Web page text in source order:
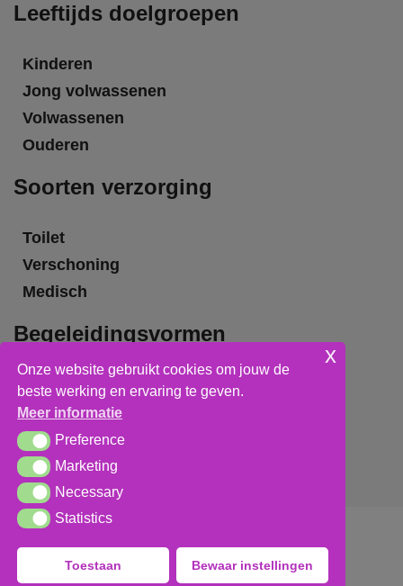
Leeftijds doelgroepen
Kinderen
Jong volwassenen
Volwassenen
Ouderen
Soorten verzorging
Toilet
Verschoning
Medisch
Begeleidingsvormen
Grote groepsbegeleiding
Kleine groepsbegeleiding
Individuele begeleiding
cookieverklaring
Onze website gebruikt cookies om jouw de
beste werking en ervaring te geven.
Meer informatie
PreferencePreference
MarketingMarketing
NecessaryNecessary
StatisticsStatistics
Toestaan Bewaar instellingen
x